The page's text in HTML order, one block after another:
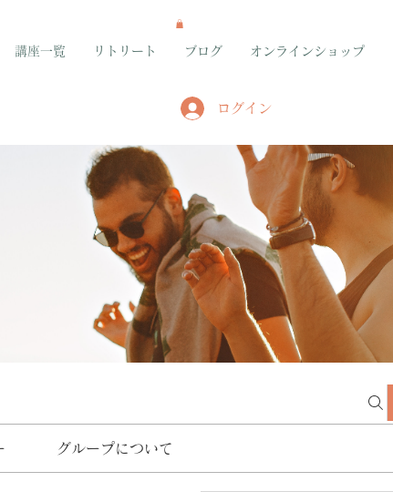
講座一覧 リトリート ブログ オンラインショップ
ログイン
グループについて